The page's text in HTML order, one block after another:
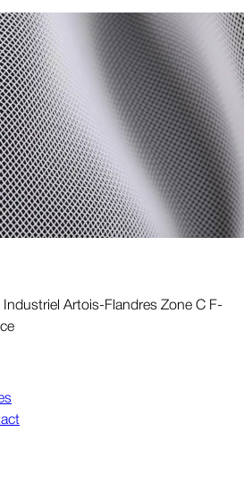
Artois-Flandres Zone C F-